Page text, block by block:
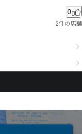
0
2件の店舗